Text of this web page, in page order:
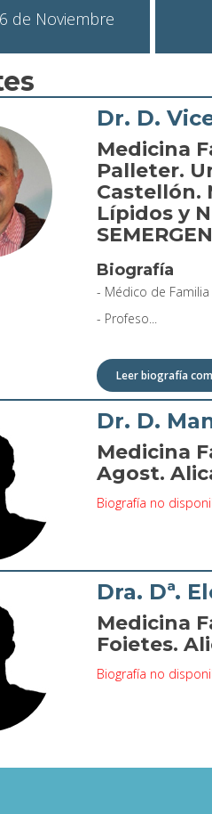
de Noviembre
Dr. D.
Medicina
Palleter.
Castellón.
Lípidos y
Biografía
- Médico de Familia
- Profeso...
Leer biografía
Dr. D.
Medicina
Agost.
Biografía no
Dra. Dª.
Medicina
Foietes.
Biografía no